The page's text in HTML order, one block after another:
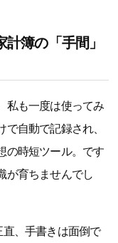
簿の「手間」
私も一度は使ってみ
自動で記録され、
の時短ツール。です
が育ちませんでし
、手書きは面倒で